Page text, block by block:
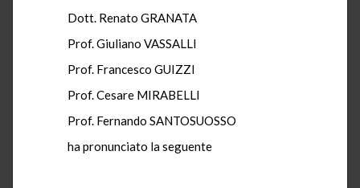
Dott. Renato GRANATA
Prof. Giuliano VASSALLI
Prof. Francesco GUIZZI
Prof. Cesare MIRABELLI
Prof. Fernando SANTOSUOSSO
ha pronunciato la seguente